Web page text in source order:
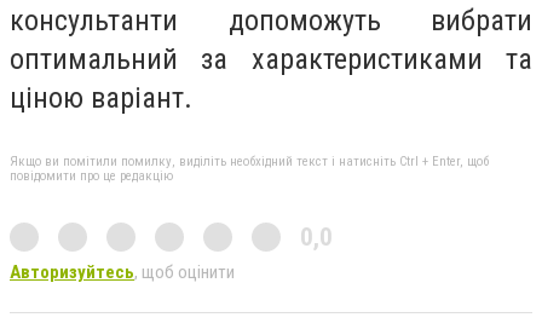
консультанти допоможуть вибрати
оптимальний за характеристиками та
ціною варіант.
Якщо ви помітили помилку, виділіть необхідний текст і натисніть Ctrl + Enter, щоб
повідомити про це редакцію
0,0
Авторизуйтесь, щоб оцінити